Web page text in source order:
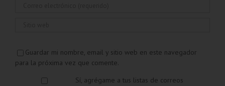
Guardar mi nombre, email y sitio web en este navegador
para la próxima vez que comente.
Sí, agrégame a tus listas de correos